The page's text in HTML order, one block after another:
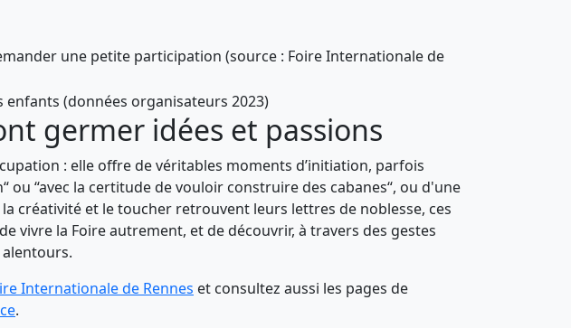
une petite participation (source : Foire Internationale de
enfants (données organisateurs 2023)
germer idées et passions
: elle offre de véritables moments d’initiation, parfois
“avec la certitude de vouloir construire des cabanes“, ou d'une
la créativité et le toucher retrouvent leurs lettres de noblesse, ces
vivre la Foire autrement, et de découvrir, à travers des gestes
alentours.
Internationale de Rennes et consultez aussi les pages de
.